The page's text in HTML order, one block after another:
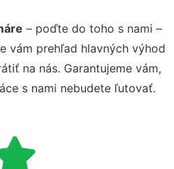
– poďte do toho s nami –
vám prehľad hlavných výhod
na nás. Garantujeme vám,
s nami nebudete ľutovať.